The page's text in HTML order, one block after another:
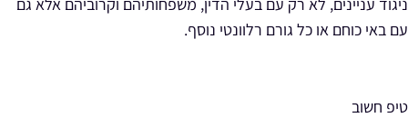
עם באי כוחם או כל גורם רלוונטי נוסף.
טיפ חשוב